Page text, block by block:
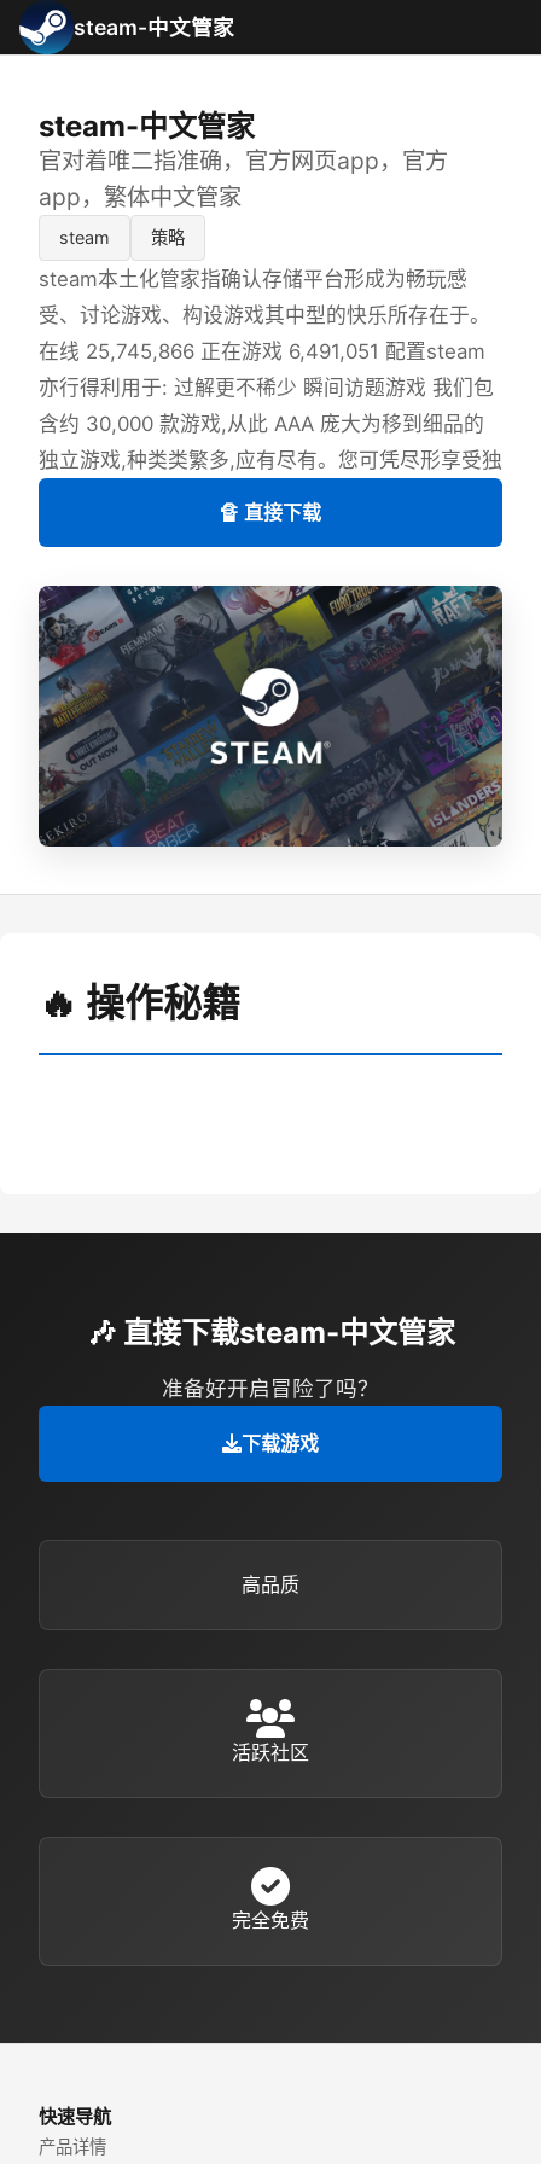
steam-中文管家
steam-中文管家
官对着唯二指准确，官方网页app，官方
app，繁体中文管家
steam 策略
steam本土化管家指确认存储平台形成为畅玩感
受、讨论游戏、构设游戏其中型的快乐所存在于。
在线 25,745,866 正在游戏 6,491,051 配置steam
亦行得利用于: 过解更不稀少 瞬间访题游戏 我们包
含约 30,000 款游戏,从此 AAA 庞大为移到细品的
独立游戏,种类类繁多,应有尽有。您可凭尽形享受独
🔏 直接下载
🔥 操作秘籍
🎶 直接下载steam-中文管家
准备好开启冒险了吗？
下载游戏
高品质
活跃社区
完全免费
快速导航
产品详情